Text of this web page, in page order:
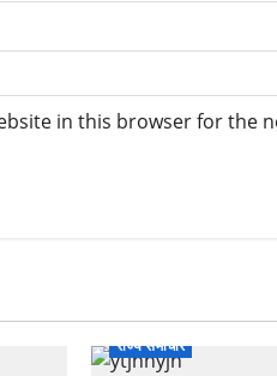
in this browser for the
राज्य समाचार